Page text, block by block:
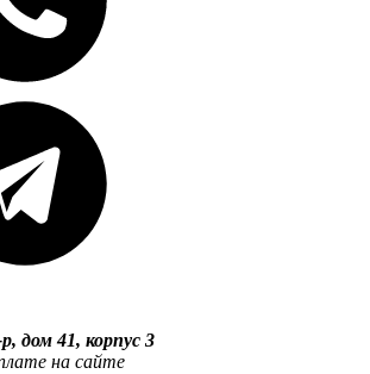
дом 41, корпус 3
на сайте